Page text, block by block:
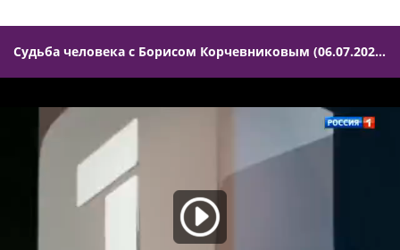
Судьба человека с Борисом Корчевниковым (06.07.2020) Сергей Жуков